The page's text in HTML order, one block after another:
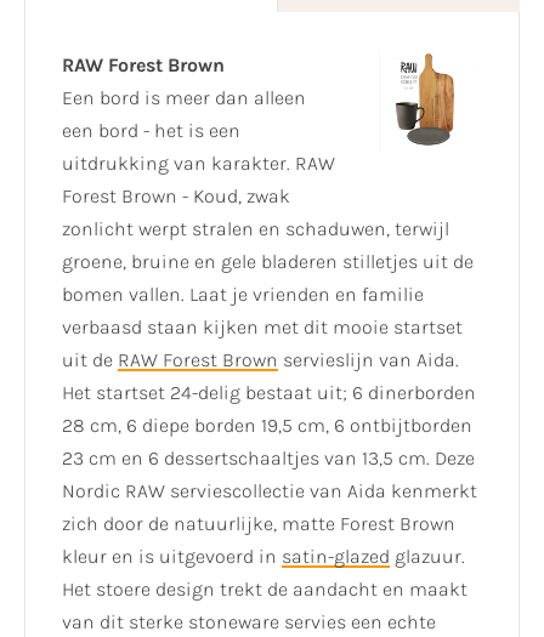
RAW Forest Brown
Een bord is meer dan alleen
een bord - het is een
uitdrukking van karakter. RAW
Forest Brown - Koud, zwak
zonlicht werpt stralen en schaduwen, terwijl
groene, bruine en gele bladeren stilletjes uit de
bomen vallen. Laat je vrienden en familie
verbaasd staan kijken met dit mooie startset
uit de RAW Forest Brown servieslijn van Aida.
Het startset 24-delig bestaat uit; 6 dinerborden
28 cm, 6 diepe borden 19,5 cm, 6 ontbijtborden
23 cm en 6 dessertschaaltjes van 13,5 cm. Deze
Nordic RAW serviescollectie van Aida kenmerkt
zich door de natuurlijke, matte Forest Brown
kleur en is uitgevoerd in satin-glazed glazuur.
Het stoere design trekt de aandacht en maakt
van dit sterke stoneware servies een echte